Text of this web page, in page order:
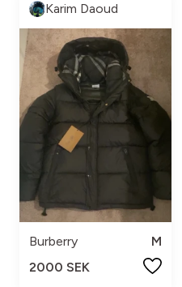
Karim Daoud
Burberry
M
2000 SEK